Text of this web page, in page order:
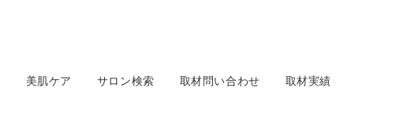
美肌ケア サロン検索 取材問い合わせ 取材実績